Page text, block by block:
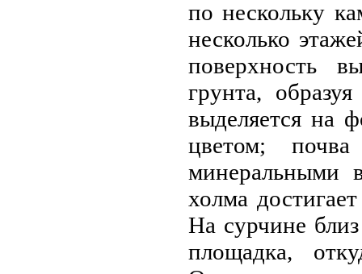
по нескольку
несколько
поверхность
грунта,
выделяется на
цветом;
минеральными
холма
На сурчине
площадка,